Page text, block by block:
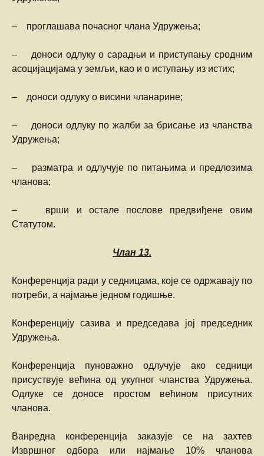
– проглашава почасног члана Удружења;
– доноси одлуку о сарадњи и приступању сродним
асоцијацијама у земљи, као и о иступању из истих;
– доноси одлуку о висини чланарине;
– доноси одлуку по жалби за брисање из чланства
Удружења;
– разматра и одлучује по питањима и предлозима
чланова;
– врши и остале послове предвиђене овим
Статутом.
Члан 13.
Конференција ради у седницама, које се одржавају по
потреби, а најмање једном годишње.
Конференцију сазива и председава јој председник
Удружења.
Конференција пуноважно одлучује ако седници
присуствује већина од укупног чланства Удружења.
Одлуке се доносе простом већином присутних
чланова.
Ванредна конференција заказује се на захтев
Извршног одбора или најмање 10% чланова